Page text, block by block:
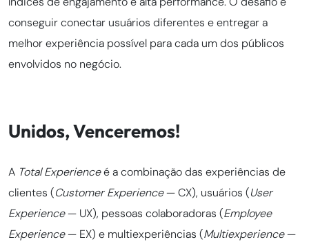
conseguir conectar usuários diferentes e entregar a
melhor experiência possível para cada um dos públicos
envolvidos no negócio.
Unidos, Venceremos!
A Total Experienceéa combinação das experiências de
clientes (Customer Experience— CX), usuários (User
Experience— UX), pessoas colaboradoras (Employee
Experience— EX) e multiexperiências (Multiexperience—